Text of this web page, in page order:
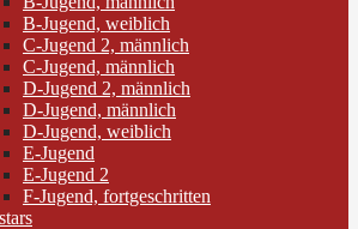
B-Jugend, weiblich
C-Jugend 2, männlich
C-Jugend, männlich
D-Jugend 2, männlich
D-Jugend, männlich
D-Jugend, weiblich
E-Jugend
E-Jugend 2
F-Jugend, fortgeschritten